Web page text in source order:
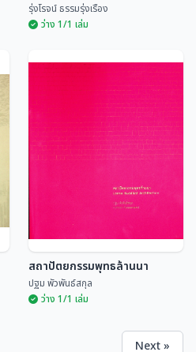
พุทธศิลป์ไทยสายสัมพันธ์
กับศรีลังกา
รุ่งโรจน์ ธรรมรุ่งเรือง
รุ่งโรจน์ ธรรมรุ่งเรือง
ว่าง 1/1 เล่ม
สถาปัตยกรรมพุทธล้านนา
ปฐม พัวพันธ์สกุล
ว่าง 1/1 เล่ม
Next »